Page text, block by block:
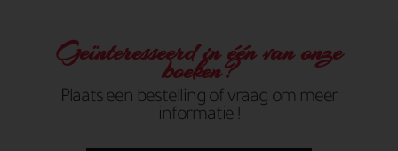
Geïnteresseerd in één van onze
boeken?
Plaats een bestelling of vraag om meer
informatie !